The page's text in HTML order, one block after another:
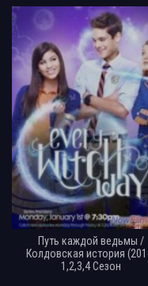
Путь каждой ведьмы /
Колдовская история
1,2,3,4 Сезон